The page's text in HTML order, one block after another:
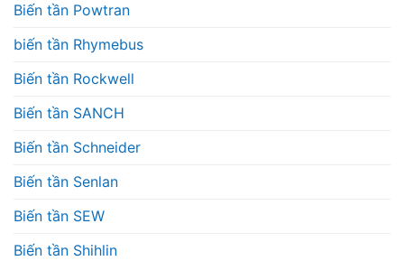
Biến tần Powtran
biến tần Rhymebus
Biến tần Rockwell
Biến tần SANCH
Biến tần Schneider
Biến tần Senlan
Biến tần SEW
Biến tần Shihlin